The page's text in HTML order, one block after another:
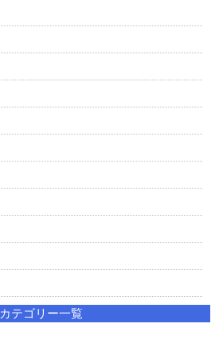
カテゴリー一覧